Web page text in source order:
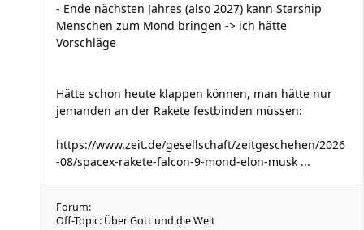
- Ende nächsten Jahres (also 2027) kann Starship
Menschen zum Mond bringen -> ich hätte
Vorschläge
Hätte schon heute klappen können, man hätte nur
jemanden an der Rakete festbinden müssen:
https://www.zeit.de/gesellschaft/zeitgeschehen/2026
-08/spacex-rakete-falcon-9-mond-elon-musk ...
Forum:
Off-Topic: Über Gott und die Welt